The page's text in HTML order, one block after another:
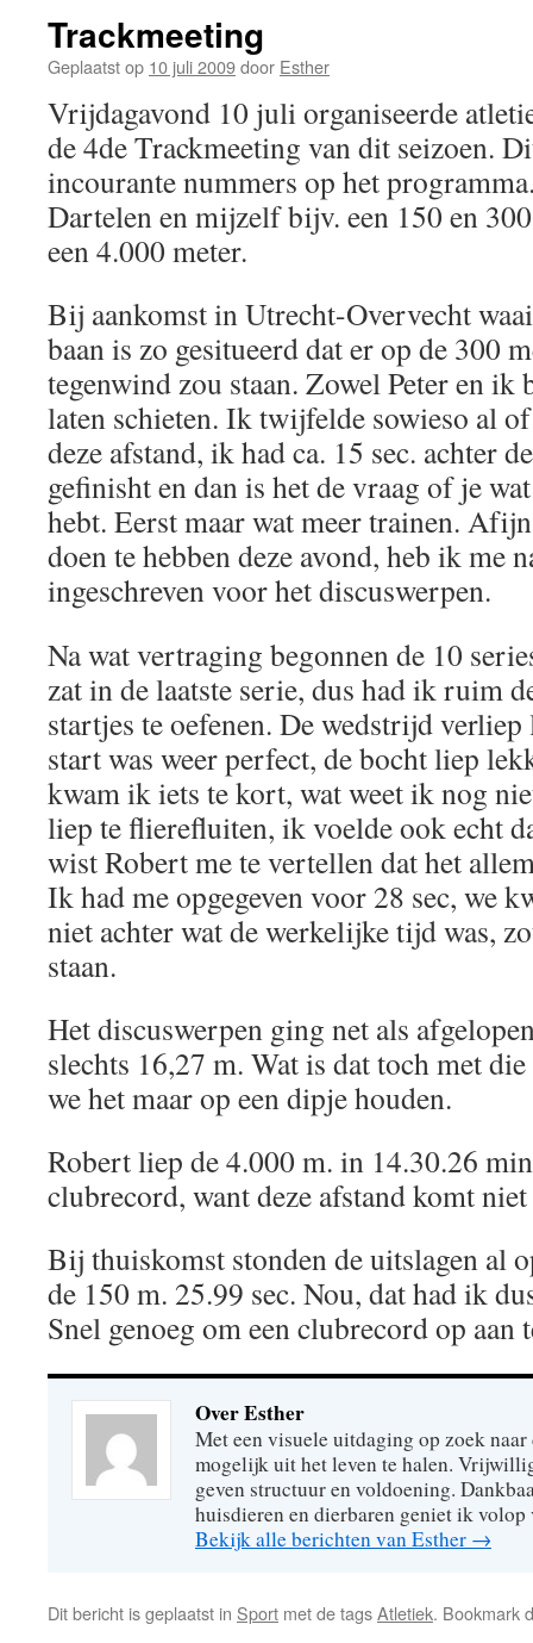
Trackmeeting
Geplaatst op 10 juli 2009door Esther
Vrijdagavond 10 juli organiseerde
de 4de Trackmeeting van dit seizoen.
incourante nummers op het
Dartelen en mijzelf bijv. een 150 en
een 4.000 meter.
Bij aankomst in Utrecht-Overvecht
baan is zo gesitueerd dat er op de 300
tegenwind zou staan. Zowel Peter en ik
laten schieten. Ik twijfelde sowieso al
deze afstand, ik had ca. 15 sec. achter
gefinisht en dan is het de vraag of je
hebt. Eerst maar wat meer trainen.
doen te hebben deze avond, heb ik me
ingeschreven voor het discuswerpen.
Na wat vertraging begonnen de 10
zat in de laatste serie, dus had ik ruim
startjes te oefenen. De wedstrijd
start was weer perfect, de bocht liep
kwam ik iets te kort, wat weet ik nog
liep te flierefluiten, ik voelde ook echt
wist Robert me te vertellen dat het
Ik had me opgegeven voor 28 sec, we
niet achter wat de werkelijke tijd was,
staan.
Het discuswerpen ging net als
slechts 16,27 m. Wat is dat toch met
we het maar op een dipje houden.
Robert liep de 4.000 m. in 14.30.26
clubrecord, want deze afstand komt
Bij thuiskomst stonden de uitslagen al
de 150 m. 25.99 sec. Nou, dat had ik
Snel genoeg om een clubrecord op
Over Esther
Met een visuele uitdaging op zoek
mogelijk uit het leven te halen.
geven structuur en voldoening.
huisdieren en dierbaren geniet ik volop
Bekijk alle berichten van Esther →
Dit bericht is geplaatst in Sport met de tagsAtletiek. Bookmark